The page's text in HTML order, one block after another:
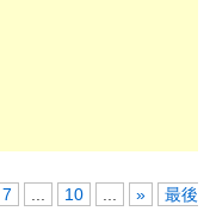
7 10 »
最後